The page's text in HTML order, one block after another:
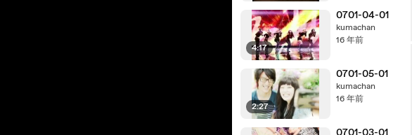
4:17
0701-04-01
kumachan
16 年前
2:27
0701-05-01
kumachan
16 年前